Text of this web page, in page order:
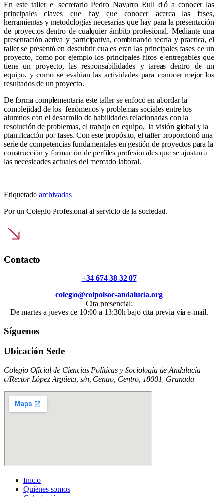
En este taller el secretario Pedro Navarro Rull dió a conocer las
principales claves que hay que conocer acerca las fases,
herramientas y metodologías necesarias que hay para la presentación
de proyectos dentro de cualquier ámbito profesional. Mediante una
presentación activa y participativa, combinando teoría y practica, el
taller se presentó en descubrir cuales eran las principales fases de un
proyecto, como por ejemplo los principales hitos e entregables que
tiene un proyecto, las responsabilidades y tareas dentro de un
equipo, y como se evalúan las actividades para conocer mejor los
resultados de un proyecto.
De forma complementaria este taller se enfocó en abordar la
complejidad de los fenómenos y problemas sociales entre los
alumnos con el desarrollo de habilidades relacionadas con la
resolución de problemas, el trabajo en equipo, la visión global y la
planificación por fases. Con este propósito, el taller proporcionó una
serie de competencias fundamentales en gestión de proyectos para la
construcción y formación de perfiles profesionales que se ajustan a
las necesidades actuales del mercado laboral.
Etiquetado archivadas
Por un Colegio Profesional al servicio de la sociedad.
Contacto
+34 674 38 32 07
colegio@colpolsoc-andalucia.org
Cita presencial:
De martes a jueves de 10:00 a 13:30h bajo cita previa vía e-mail.
Síguenos
Ubicación Sede
Colegio Oficial de Ciencias Políticas y Sociología de Andalucía
c/Rector López Argüeta, s/n, Centro, Centro, 18001, Granada
Inicio
Quiénes somos